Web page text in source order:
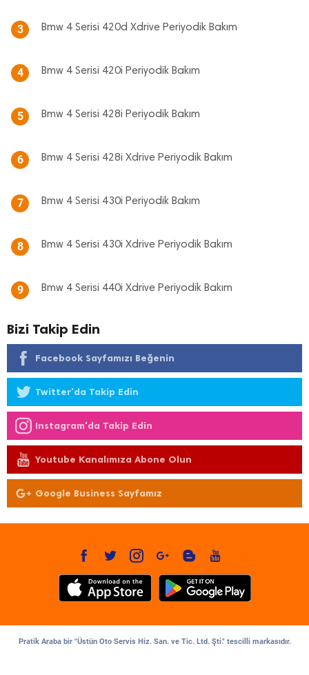
3 Bmw 4 Serisi 420d Xdrive Periyodik Bakım
4 Bmw 4 Serisi 420i Periyodik Bakım
5 Bmw 4 Serisi 428i Periyodik Bakım
6 Bmw 4 Serisi 428i Xdrive Periyodik Bakım
7 Bmw 4 Serisi 430i Periyodik Bakım
8 Bmw 4 Serisi 430i Xdrive Periyodik Bakım
9 Bmw 4 Serisi 440i Xdrive Periyodik Bakım
Bizi Takip Edin
Facebook Sayfamızı Beğenin
Twitter'da Takip Edin
Instagram'da Takip Edin
Youtube Kanalımıza Abone Olun
Google Business Sayfamız
Pratik Araba bir "Üstün Oto Servis Hiz. San. ve Tic. Ltd. Şti." tescilli markasıdır.